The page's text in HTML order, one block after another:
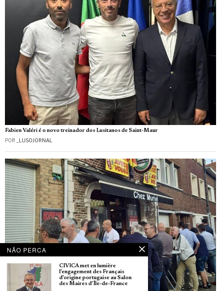
Fabien Valéri é o novo treinador dos Lusitanos de Saint-Maur
POR _LUSOJORNAL
NÃO PERCA
CIVICA met en lumière
l’engagement des Français
d’origine portugaise au Salon
des Maires d’Île-de-France